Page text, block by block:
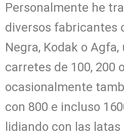
Personalmente he
diversos fabricantes
Negra, Kodak o
carretes de 100, 200
ocasionalmente
con 800 e incluso
lidiando con las